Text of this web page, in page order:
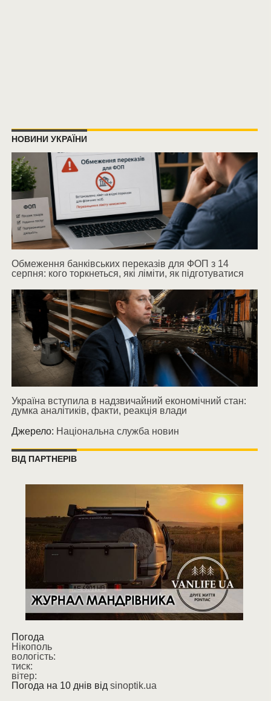
НОВИНИ УКРАЇНИ
Обмеження банківських переказів для ФОП з 14
серпня: кого торкнеться, які ліміти, як підготуватися
Україна вступила в надзвичайний економічний стан:
думка аналітиків, факти, реакція влади
Джерело: Національна служба новин
ВІД ПАРТНЕРІВ
Погода
Нікополь
вологість:
тиск:
вітер:
Погода на 10 днів від sinoptik.ua